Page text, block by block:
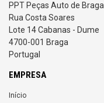
PPT Peças Auto de Braga
Rua Costa Soares
Lote 14 Cabanas - Dume
4700-001 Braga
Portugal
EMPRESA
Início